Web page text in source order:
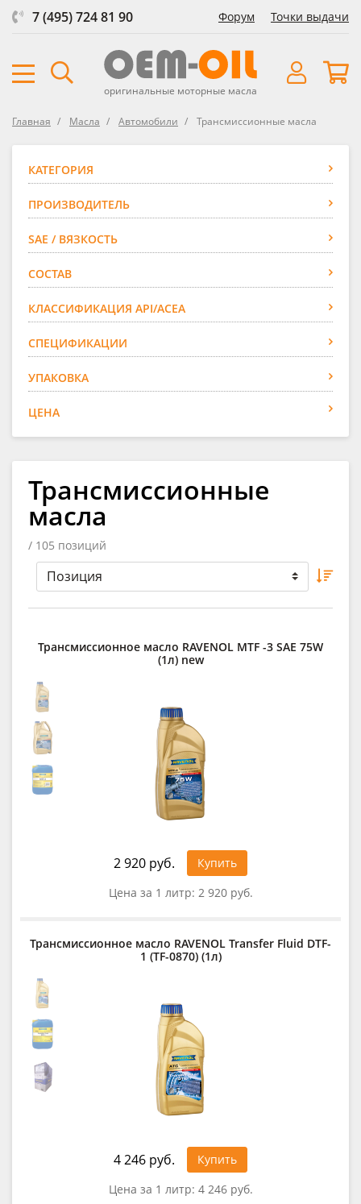
7 (495) 724 81 90 Форум Точки выдачи
оригинальные моторные масла
Главная Масла Автомобили Трансмиссионные масла
КАТЕГОРИЯ
ПРОИЗВОДИТЕЛЬ
SAE / ВЯЗКОСТЬ
СОСТАВ
КЛАССИФИКАЦИЯ API/ACEA
СПЕЦИФИКАЦИИ
УПАКОВКА
ЦЕНА
Трансмиссионные
масла
/ 105 позиций
Трансмиссионное масло RAVENOL MTF -3 SAE 75W
(1л) new
2 920 руб.
Купить
Цена за 1 литр: 2 920 руб.
Трансмиссионное масло RAVENOL Transfer Fluid DTF-
1 (TF-0870) (1л)
4 246 руб.
Купить
Цена за 1 литр: 4 246 руб.